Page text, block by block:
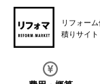
リフォー
積りサイト